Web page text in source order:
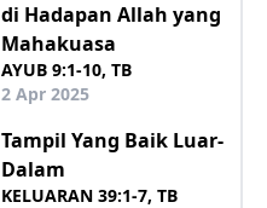
di Hadapan Allah yang
Mahakuasa
AYUB 9:1-10, TB
2 Apr 2025
Tampil Yang Baik Luar-
Dalam
KELUARAN 39:1-7, TB